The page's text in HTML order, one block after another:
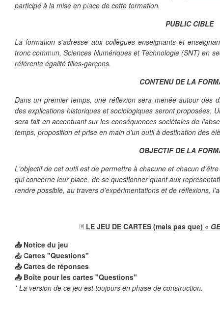
❄
❄
participé à la mise en place de cette formation.
PUBLIC CIBLE
La formation s’adresse aux collègues enseignants et
tronc commun, Sciences Numériques et Technologie (SNT) en
référente égalité filles-garçons.
CONTENU DE LA
Dans un premier temps, une réflexion sera menée autour des
des explications historiques et sociologiques seront proposées.
sera fait en accentuant sur les conséquences sociétales de
temps, proposition et prise en main d'un outil à destination des
OBJECTIF DE LA
L'objectif de cet outil est de permettre à chacune et chacun
qui concerne leur place, de se questionner quant aux
rendre possible, au travers d’expérimentations et de réflexions,
🃏 LE JEU DE CARTES (mais pas que) «
📤 Notice du jeu
📤 Cartes "Questions"
📤 Cartes de réponses
📤 Boîte pour les cartes "Questions"
* La version de ce jeu est toujours en phase de construction.